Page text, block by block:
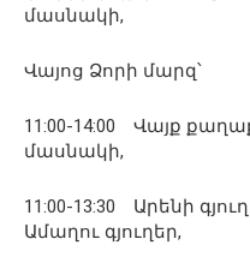
մասնակի,
Վայոց Ձորի մարզ՝
11:00-14:00 Վայք
մասնակի,
11:00-13:30 Արենի
Ամաղու գյուղեր,